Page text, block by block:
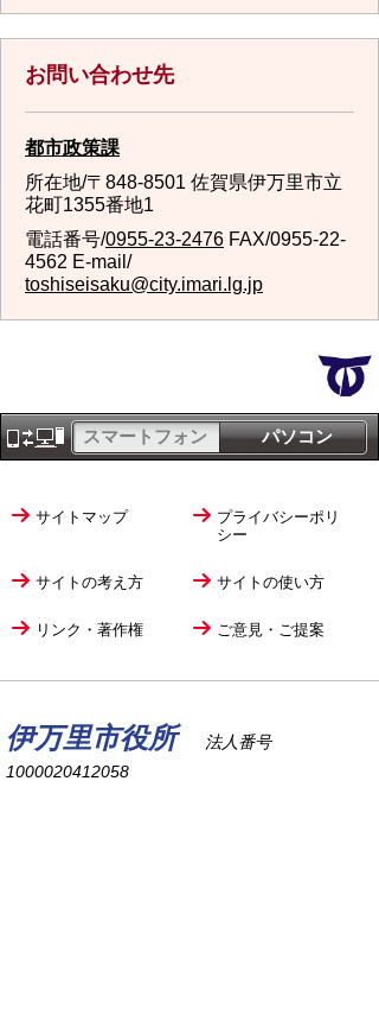
お問い合わせ先
都市政策課
所在地/〒848-8501 佐賀県伊万里市立
花町1355番地1
電話番号/0955-23-2476 FAX/0955-22-
4562 E-mail/
toshiseisaku@city.imari.lg.jp
パソコン
スマートフォン
サイトマップ
プライバシーポリ
シー
サイトの考え方 サイトの使い方
リンク・著作権 ご意見・ご提案
伊万里市役所
法人番号
1000020412058